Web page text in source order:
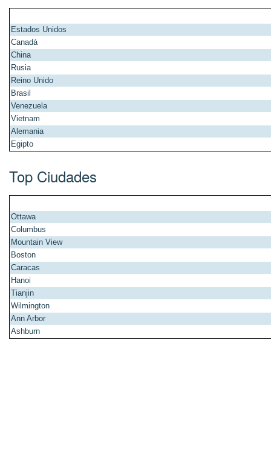
Estados Unidos
Canadá
China
Rusia
Reino Unido
Brasil
Venezuela
Vietnam
Alemania
Egipto
Top Ciudades
Ottawa
Columbus
Mountain View
Boston
Caracas
Hanoi
Tianjin
Wilmington
Ann Arbor
Ashburn